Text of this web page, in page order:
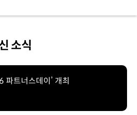
소식
파트너스데이’ 개최